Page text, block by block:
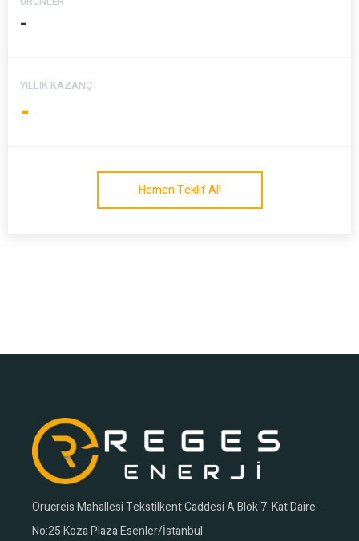
-
YILLIK KAZANÇ
-
Hemen Teklif Al!
Orucreis Mahallesi Tekstilkent Caddesi A Blok 7. Kat Daire
No:25 Koza Plaza Esenler/İstanbul